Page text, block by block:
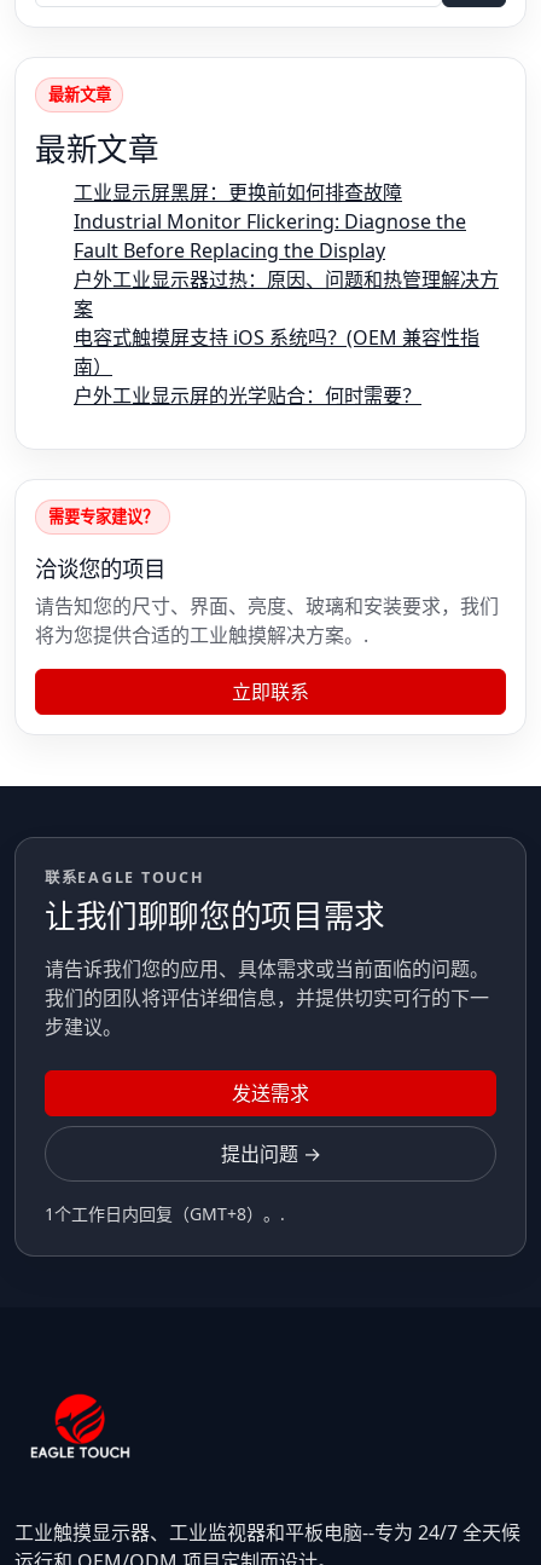
最新文章
最新文章
工业显示屏黑屏：更换前如何排查故障
Industrial Monitor Flickering: Diagnose the
Fault Before Replacing the Display
户外工业显示器过热：原因、问题和热管理解决方
案
电容式触摸屏支持 iOS 系统吗？(OEM 兼容性指
南）
户外工业显示屏的光学贴合：何时需要？
需要专家建议？
洽谈您的项目
请告知您的尺寸、界面、亮度、玻璃和安装要求，我们
将为您提供合适的工业触摸解决方案。.
立即联系
联系EAGLE TOUCH
让我们聊聊您的项目需求
请告诉我们您的应用、具体需求或当前面临的问题。
我们的团队将评估详细信息，并提供切实可行的下一
步建议。
发送需求
提出问题 →
1个工作日内回复（GMT+8）。.
工业触摸显示器、工业监视器和平板电脑--专为 24/7 全天候